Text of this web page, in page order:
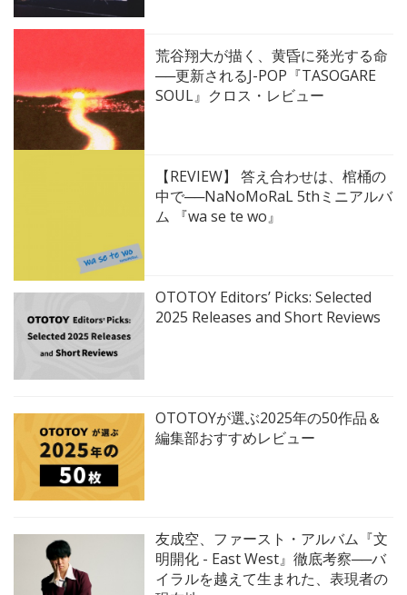
荒谷翔大が描く、黄昏に発光する命
──更新されるJ-POP『TASOGARE
SOUL』クロス・レビュー
【REVIEW】 答え合わせは、棺桶の
中で──NaNoMoRaL 5thミニアルバ
ム 『wa se te wo』
OTOTOY Editors’ Picks: Selected
2025 Releases and Short Reviews
OTOTOYが選ぶ2025年の50作品＆
編集部おすすめレビュー
友成空、ファースト・アルバム『文
明開化 - East West』徹底考察──バ
イラルを越えて生まれた、表現者の